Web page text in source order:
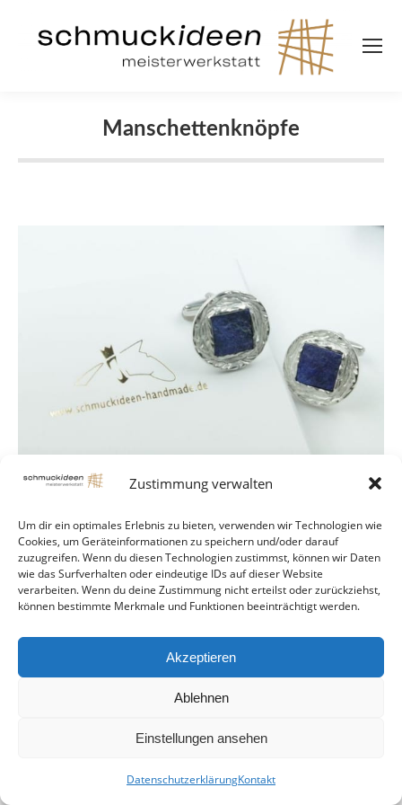
Zustimmung verwalten
Um dir ein optimales Erlebnis zu bieten, verwenden wir Technologien wie
Cookies, um Geräteinformationen zu speichern und/oder darauf
zuzugreifen. Wenn du diesen Technologien zustimmst, können wir Daten
wie das Surfverhalten oder eindeutige IDs auf dieser Website
verarbeiten. Wenn du deine Zustimmung nicht erteilst oder zurückziehst,
können bestimmte Merkmale und Funktionen beeinträchtigt werden.
Akzeptieren
Ablehnen
Einstellungen ansehen
DatenschutzerklärungKontakt
Manschettenknöpfe
© Schmuckideen Handmade
footer